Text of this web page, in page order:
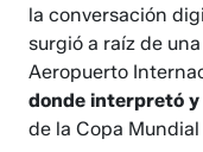
la conversación
surgió a raíz de
Aeropuerto
donde interpretó y
de la Copa